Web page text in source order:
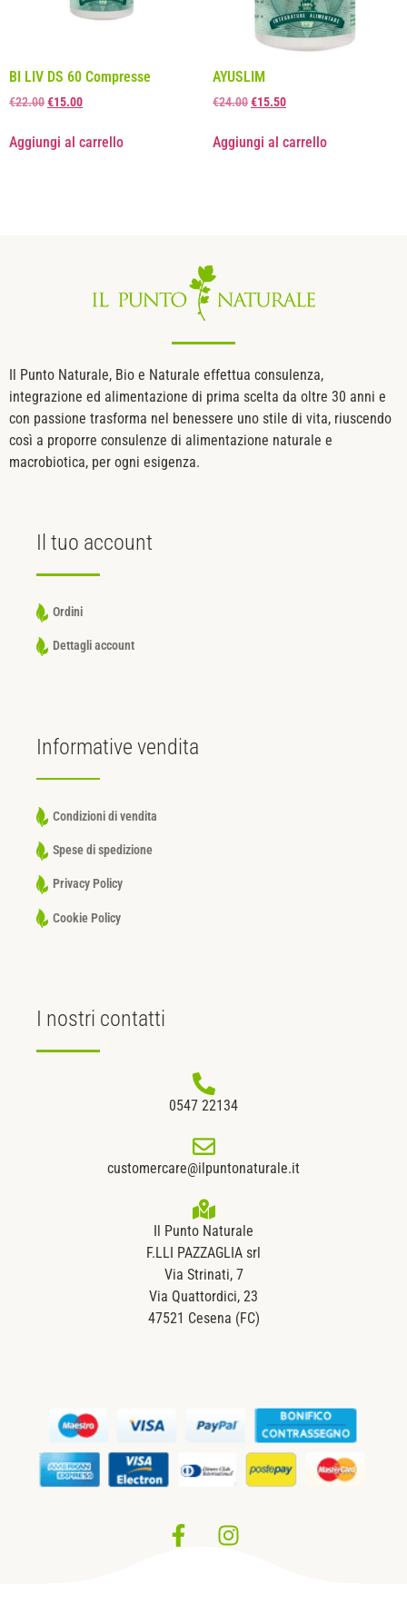
BI LIV DS 60 Compresse
€22.00€15.00
Aggiungi al carrello
AYUSLIM
€24.00€15.50
Aggiungi al carrello
Il Punto Naturale, Bio e Naturale effettua consulenza,
integrazione ed alimentazione di prima scelta da oltre 30 anni e
con passione trasforma nel benessere uno stile di vita, riuscendo
così a proporre consulenze di alimentazione naturale e
macrobiotica, per ogni esigenza.
Il tuo account
Ordini
Dettagli account
Informative vendita
Condizioni di vendita
Spese di spedizione
Privacy Policy
Cookie Policy
I nostri contatti
0547 22134
customercare@ilpuntonaturale.it
Il Punto Naturale
F.LLI PAZZAGLIA srl
Via Strinati, 7
Via Quattordici, 23
47521 Cesena (FC)